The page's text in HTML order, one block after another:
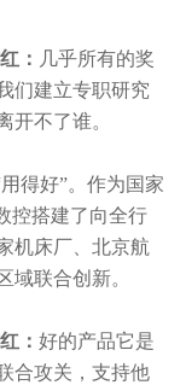
： 几乎所有的奖
们建立专职研究
开不了谁。
得好”。作为国家
控搭建了向全行
机床厂、北京航
域联合创新。
： 好的产品它是
合攻关，支持他